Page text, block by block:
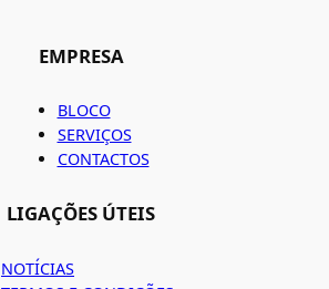
EMPRESA
BLOCO
SERVIÇOS
CONTACTOS
LIGAÇÕES ÚTEIS
NOTÍCIAS